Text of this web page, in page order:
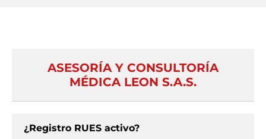
ASESORÍA Y CONSULTORÍA
MÉDICA LEON S.A.S.
¿Registro RUES activo?